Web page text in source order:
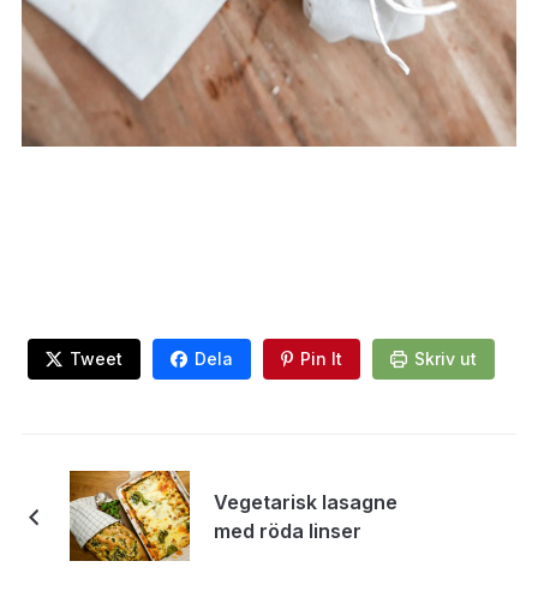
Tweet Dela Pin It Skriv ut
Vegetarisk lasagne
med röda linser